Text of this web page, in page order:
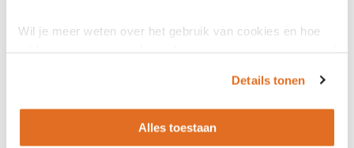
Wil je meer weten over het gebruik van cookies en hoe
Details tonen
Alles toestaan